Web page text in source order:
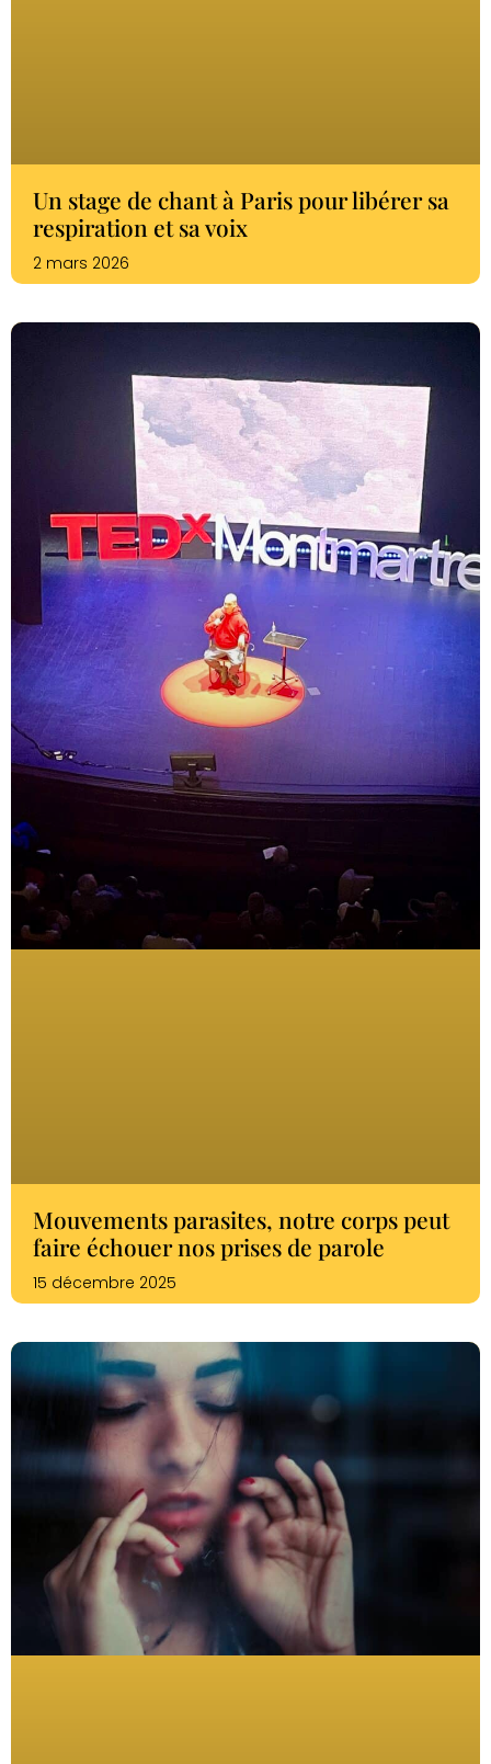
Un stage de chant à Paris pour libérer sa
respiration et sa voix
2 mars 2026
Mouvements parasites, notre corps peut
faire échouer nos prises de parole
15 décembre 2025